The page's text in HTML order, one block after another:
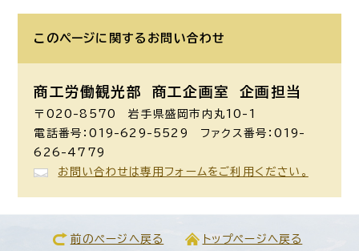
このページに関する お問い合わせ
商工労働観光部 商工企画室 企画担当
〒020-8570 岩手県盛岡市内丸10-1
電話番号：019-629-5529 ファクス番号：019-
626-4779
お問い合わせは専用フォームをご利用ください。
前のページへ戻る トップページへ戻る